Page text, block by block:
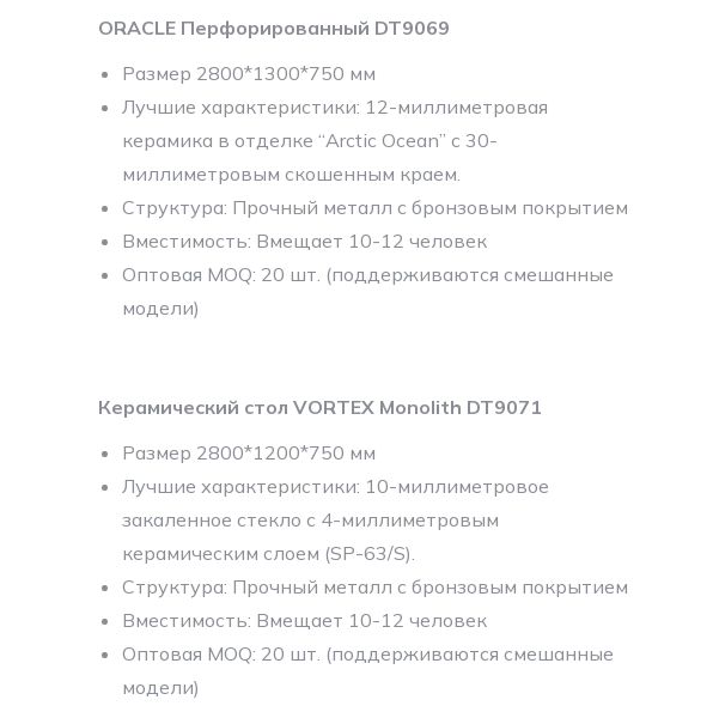
ORACLE Перфорированный DT9069
Размер 2800*1300*750 мм
Лучшие характеристики: 12-миллиметровая
керамика в отделке “Arctic Ocean” с 30-
миллиметровым скошенным краем.
Структура: Прочный металл с бронзовым покрытием
Вместимость: Вмещает 10-12 человек
Оптовая MOQ: 20 шт. (поддерживаются смешанные
модели)
Керамический стол VORTEX Monolith DT9071
Размер 2800*1200*750 мм
Лучшие характеристики: 10-миллиметровое
закаленное стекло с 4-миллиметровым
керамическим слоем (SP-63/S).
Структура: Прочный металл с бронзовым покрытием
Вместимость: Вмещает 10-12 человек
Оптовая MOQ: 20 шт. (поддерживаются смешанные
модели)